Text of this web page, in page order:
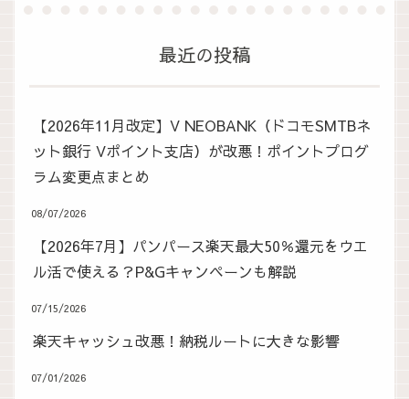
最近の投稿
【2026年11月改定】V NEOBANK（ドコモSMTBネ
ット銀行 Vポイント支店）が改悪！ポイントプログ
ラム変更点まとめ
08/07/2026
【2026年7月】パンパース楽天最大50％還元をウエ
ル活で使える？P&Gキャンペーンも解説
07/15/2026
楽天キャッシュ改悪！納税ルートに大きな影響
07/01/2026